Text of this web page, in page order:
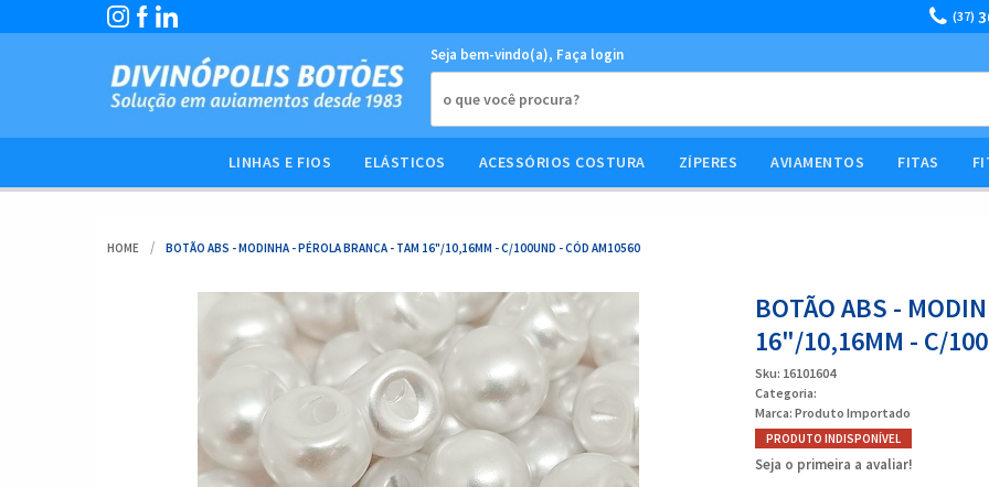
(37)
Seja bem-vindo(a), Faça login
LINHAS E FIOS ELÁSTICOS ACESSÓRIOS COSTURA ZÍPERES AVIAMENTOS FITAS
HOME BOTÃO ABS - MODINHA - PÉROLA BRANCA - TAM 16"/10,16MM - C/100UND - CÓD AM10560
BOTÃO ABS -
16"/10,16MM - C/
Sku: 16101604
Categoria:
Marca: Produto Importado
PRODUTO INDISPONÍVEL
Seja o primeira a avaliar!